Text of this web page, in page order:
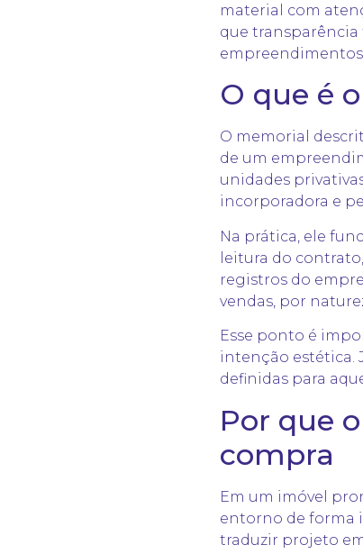
material com
que transparência
O que é
O memorial
de um
unidades
incorporadora e
Na prática, ele
leitura do
registros do
vendas, por
Esse ponto é
intenção estética.
definidas para
Por que
compra
Em um imóvel
entorno de forma
traduzir projeto